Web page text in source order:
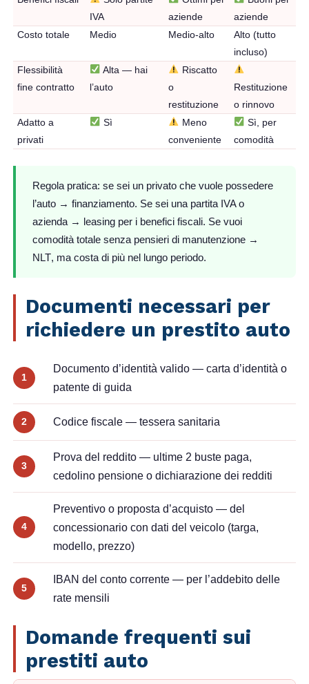
IVA
aziende
aziende
Costo totale
Medio Medio-alto
Alto (tutto
incluso)
Flessibilità
fine contratto
Alta — hai
l’auto
Riscatto
o
restituzione
Restituzione
o rinnovo
Adatto a
privati
Sì
Meno
conveniente
Sì, per
comodità
Regola pratica: se sei un privato che vuole possedere
l’auto → finanziamento. Se sei una partita IVA o
azienda → leasingper i benefici fiscali. Se vuoi
comodità totale senza pensieri di manutenzione →
NLT, ma costa di più nel lungo periodo.
Documenti necessari per
richiedere un prestito auto
1
Documento d’identità valido— carta d’identità o
patente di guida
2 Codice fiscale— tessera sanitaria
3
Prova del reddito— ultime 2 buste paga,
cedolino pensione o dichiarazione dei redditi
4
Preventivo o proposta d’acquisto— del
concessionario con dati del veicolo (targa,
modello, prezzo)
5
IBAN del conto corrente— per l’addebito delle
rate mensili
Domande frequenti sui
prestiti auto